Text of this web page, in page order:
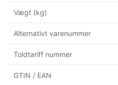
Vægt (kg)
Alternativt varenummer
Toldtariff nummer
GTIN / EAN